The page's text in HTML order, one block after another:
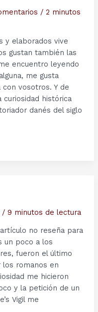
/ 2 minutos
y elaborados vive
gustan también las
encuentro leyendo
me gusta
vosotros. Y de
histórica
danés del siglo
/ 9 minutos de lectura
no reseña para
un poco a los
fueron el último
romanos en
me hicieron
y la petición de un
Vigil me